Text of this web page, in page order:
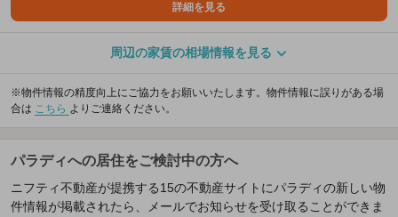
詳細を見る
周辺の家賃の相場情報を見る
※物件情報の精度向上にご協力をお願いいたします。物件情報に誤りがある場
合は こちら よりご連絡ください。
パラディへの居住をご検討中の方へ
ニフティ不動産が提携する15の不動産サイトにパラディの新しい物
件情報が掲載されたら、メールでお知らせを受け取ることができま